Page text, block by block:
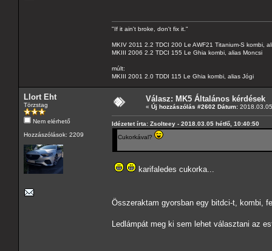
"If it ain't broke, don't fix it."
MKIV 2011 2.2 TDCI 200 Le AWF21 Titanium-S kombi,
MKIII 2006 2.2 TDCI 155 Le Ghia kombi, alias Moncsi
múlt:
MKIII 2001 2.0 TDDI 115 Le Ghia kombi, alias Jógi
Llort Eht
Törzstag
Nem elérhető
Hozzászólások: 2209
Válasz: MK5 Általános kérdések
« Új hozzászólás #2602 Dátum:
Idézetet írta: Zsolteey - 2018.03.05 hétfő, 10:40:50
Cukorkával?
karifaledes cukorka...
Összeraktam gyorsban egy bitdci-t, kombi,
Ledlámpát meg ki sem lehet választani az